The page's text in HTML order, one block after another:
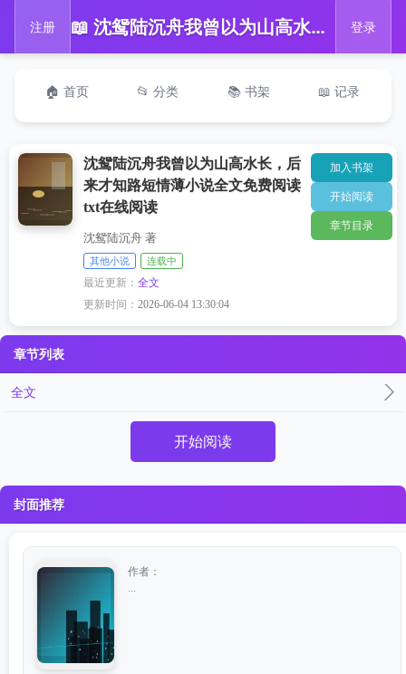
注册 📖 沈鸳陆沉舟我曾以为山高水长，后来才知路短情薄小说全文免费阅读txt在线阅读 登录
🏠 首页 📂 分类 📚 书架 📖 记录
沈鸳陆沉舟我曾以为山高水长，后
来才知路短情薄小说全文免费阅读
txt在线阅读
沈鸳陆沉舟 著
其他小说 连载中
最近更新：全文
更新时间：2026-06-04 13:30:04
加入书架
开始阅读
章节目录
章节列表
全文
开始阅读
封面推荐
作者：